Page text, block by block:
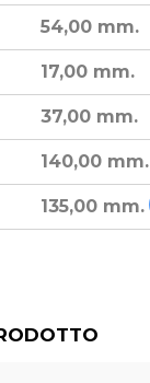
54,00 mm.
17,00 mm.
37,00 mm.
140,00 mm.
135,00 mm.